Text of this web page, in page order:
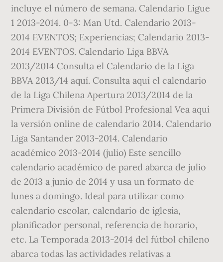
incluye el número de semana. Calendario Ligue
1 2013-2014. 0-3: Man Utd. Calendario 2013-
2014 EVENTOS; Experiencias; Calendario 2013-
2014 EVENTOS. Calendario Liga BBVA
2013/2014 Consulta el Calendario de la Liga
BBVA 2013/14 aquí. Consulta aquí el calendario
de la Liga Chilena Apertura 2013/2014 de la
Primera División de Fútbol Profesional Vea aquí
la versión online de calendario 2014. Calendario
Liga Santander 2013-2014. Calendario
académico 2013-2014 (julio) Este sencillo
calendario académico de pared abarca de julio
de 2013 a junio de 2014 y usa un formato de
lunes a domingo. Ideal para utilizar como
calendario escolar, calendario de iglesia,
planificador personal, referencia de horario,
etc. La Temporada 2013-2014 del fútbol chileno
abarca todas las actividades relativas a